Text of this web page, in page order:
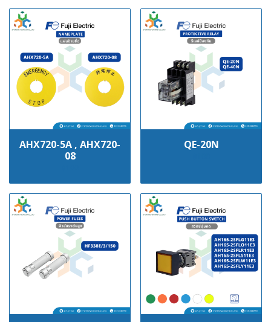
AHX720-5A , AHX720-
08
QE-20N